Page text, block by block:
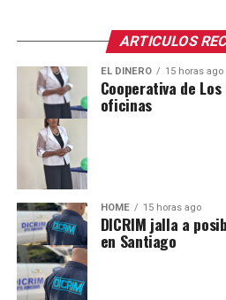
ARTICULOS
EL DINERO 15 horas ago
Cooperativa de
oficinas
HOME 15 horas ago
DICRIM jalla a
en Santiago